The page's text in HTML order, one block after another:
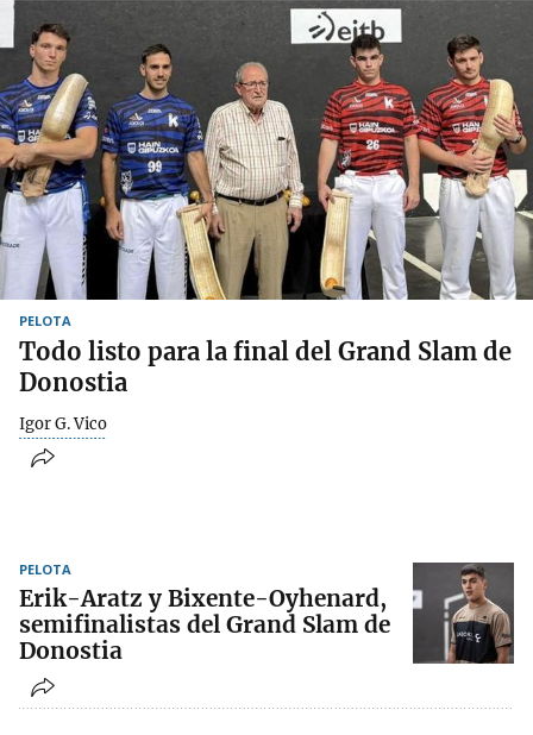
PELOTA
Todo listo para la final del Grand Slam de
Donostia
Igor G. Vico
PELOTA
Erik-Aratz y Bixente-Oyhenard,
semifinalistas del Grand Slam de
Donostia